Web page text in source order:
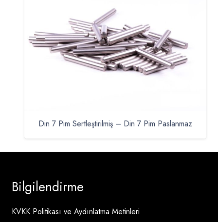
Din 7 Pim Sertleştirilmiş – Din 7 Pim Paslanmaz
Bilgilendirme
KVKK Politikası ve Aydınlatma Metinleri